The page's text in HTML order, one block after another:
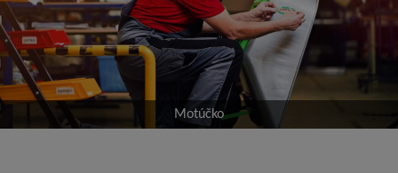
Motúčko